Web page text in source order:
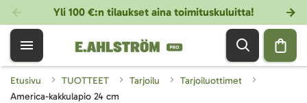
Yli 100 €:n tilaukset aina toimituskuluitta!
Etusivu TUOTTEET Tarjoilu
Tarjoiluottimet
America-kakkulapio 24 cm